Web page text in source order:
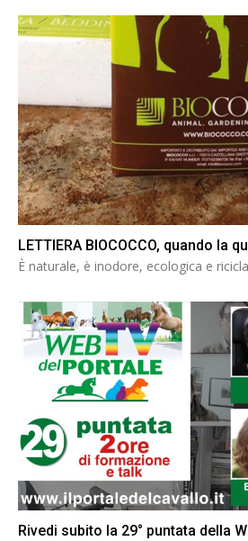
LETTIERA BIOCOCCO, quando la
È naturale, è inodore, ecologica e
Rivedi subito la 29° puntata della